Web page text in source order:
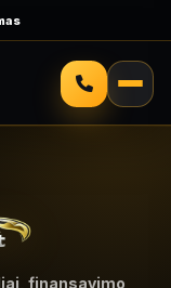
finansavimo